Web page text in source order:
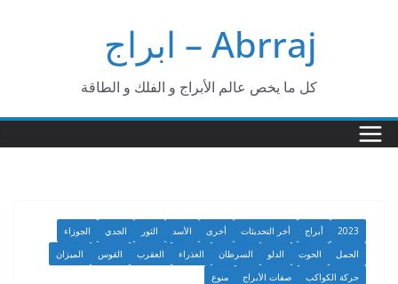
Abrraj – ابراج
كل ما يخص عالم الأبراج و الفلك و الطاقة
2023 أبراج أخر التحديثات أخرى الأسد الثور الجدي
الجوزاء
الحمل
الحوت الدلو السرطان العذراء العقرب القوس
الميزان
حركة الكواكب
صفات الأبراج منوع